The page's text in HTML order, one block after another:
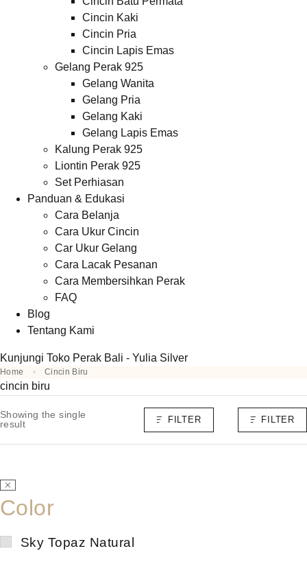
Cincin Kaki
Cincin Pria
Cincin Lapis Emas
Gelang Perak 925
Gelang Wanita
Gelang Pria
Gelang Kaki
Gelang Lapis Emas
Kalung Perak 925
Liontin Perak 925
Set Perhiasan
Panduan & Edukasi
Cara Belanja
Cara Ukur Cincin
Car Ukur Gelang
Cara Lacak Pesanan
Cara Membersihkan Perak
FAQ
Blog
Tentang Kami
Kunjungi Toko Perak Bali - Yulia Silver
Home Cincin Biru
cincin biru
Showing the single
result
FILTER FILTER
Color
Sky Topaz Natural